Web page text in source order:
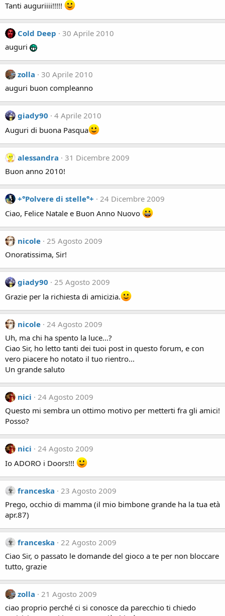
Tanti auguriiii!!!!!
Cold Deep
30 Aprile 2010
auguri
zolla
30 Aprile 2010
auguri buon compleanno
giady90
4 Aprile 2010
Auguri di buona Pasqua
alessandra
31 Dicembre 2009
Buon anno 2010!
+°Polvere di stelle°+
24 Dicembre 2009
Ciao, Felice Natale e Buon Anno Nuovo
nicole 25 Agosto 2009
Onoratissima, Sir!
giady90
25 Agosto 2009
Grazie per la richiesta di amicizia.
nicole 24 Agosto 2009
Uh, ma chi ha spento la luce...?
Ciao Sir, ho letto tanti dei tuoi post in questo forum, e con
vero piacere ho notato il tuo rientro...
Un grande saluto
nici
24 Agosto 2009
Questo mi sembra un ottimo motivo per metterti fra gli amici!
Posso?
nici
24 Agosto 2009
Io ADORO i Doors!!!
franceska
23 Agosto 2009
Prego, occhio di mamma (il mio bimbone grande ha la tua età
apr.87)
franceska
22 Agosto 2009
Ciao Sir, o passato le domande del gioco a te per non bloccare
tutto, grazie
zolla
21 Agosto 2009
ciao proprio perché ci si conosce da parecchio ti chiedo